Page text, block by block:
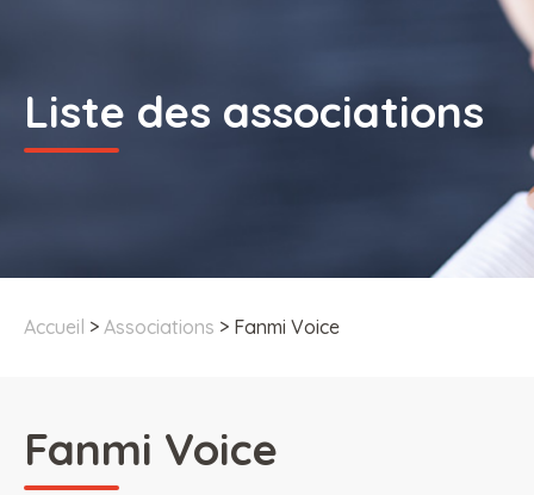
Liste des associations
Accueil > Associations > Fanmi Voice
Fanmi Voice